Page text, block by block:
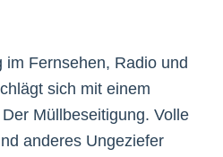
im Fernsehen, Radio und
sich mit einem
Müllbeseitigung. Volle
anderes Ungeziefer